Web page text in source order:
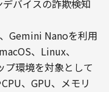
バイスの詐欺検知
Gemini Nanoを利用
、Linux、
環境を対象として
、GPU、メモリ